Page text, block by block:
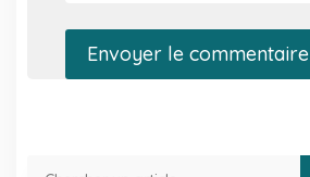
Envoyer le commentaire